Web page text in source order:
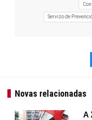
Servizo de
Novas relacionadas
A